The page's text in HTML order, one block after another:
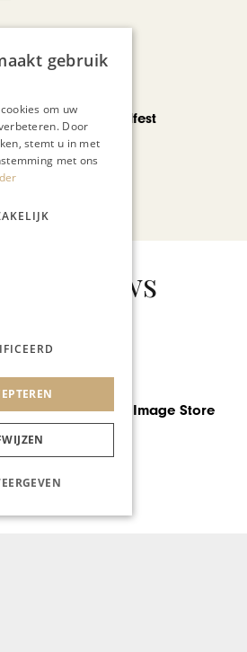
Noorbeek Foodfest
nieuws
ONDERNEMEN & ECONOMIE
Talent gezocht: nieuw elan
voor het kernwinkelgebied
van Maastricht.
gebruik
om uw
Door
stemt u in met
met ons